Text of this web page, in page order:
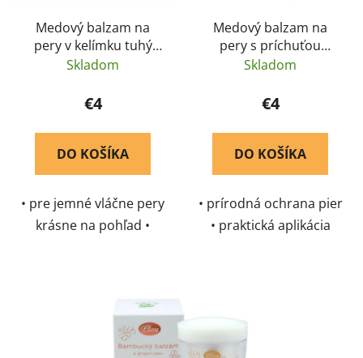
Medový balzam na
pery v kelímku tuhý
Pleva 20 g
Skladom
€4
DO KOŠÍKA
• pre jemné vláčne pery
krásne na pohľad •
vysušením
Medový balzam na
pery s príchuťou
vanilky Pleva 7g
Skladom
€4
DO KOŠÍKA
• prírodná ochrana pier
• praktická aplikácia